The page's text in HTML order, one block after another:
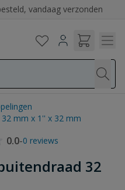
vandaag verzonden
mm x 1'' x 32 mm
0.0-0 reviews
32